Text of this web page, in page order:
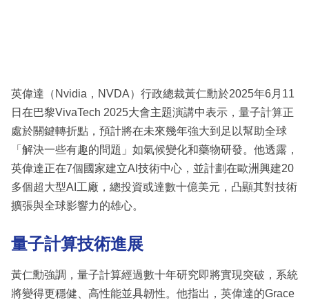
英偉達（Nvidia，NVDA）行政總裁黃仁勳於2025年6月11
日在巴黎VivaTech 2025大會主題演講中表示，量子計算正
處於關鍵轉折點，預計將在未來幾年強大到足以幫助全球
「解決一些有趣的問題」如氣候變化和藥物研發。他透露，
英偉達正在7個國家建立AI技術中心，並計劃在歐洲興建20
多個超大型AI工廠，總投資或達數十億美元，凸顯其對技術
擴張與全球影響力的雄心。
量子計算技術進展
黃仁勳強調，量子計算經過數十年研究即將實現突破，系統
將變得更穩健、高性能並具韌性。他指出，英偉達的Grace